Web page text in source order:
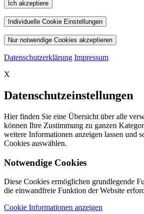
Ich akzeptiere
Individuelle Cookie Einstellungen
Nur notwendige Cookies akzeptieren
Datenschutzerklärung Impressum
X
Datenschutzeinstellungen
Hier finden Sie eine Übersicht über alle
können Ihre Zustimmung zu ganzen
weitere Informationen anzeigen lassen und
Cookies auswählen.
Notwendige Cookies
Diese Cookies ermöglichen grundlegende
die einwandfreie Funktion der Website
Cookie Informationen anzeigen